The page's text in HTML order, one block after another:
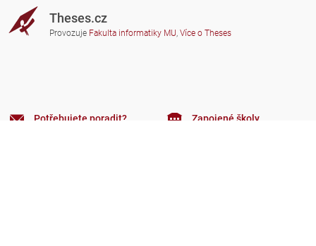
Theses.cz
Provozuje Fakulta informatiky MU, Více o Theses
Potřebujete poradit? Zapojené školy